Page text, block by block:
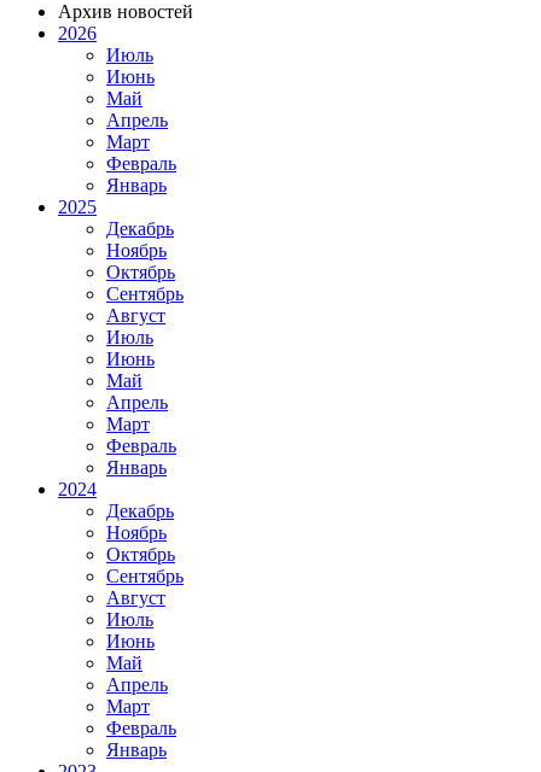
Архив новостей
2026
Июль
Июнь
Май
Апрель
Март
Февраль
Январь
2025
Декабрь
Ноябрь
Октябрь
Сентябрь
Август
Июль
Июнь
Май
Апрель
Март
Февраль
Январь
2024
Декабрь
Ноябрь
Октябрь
Сентябрь
Август
Июль
Июнь
Май
Апрель
Март
Февраль
Январь